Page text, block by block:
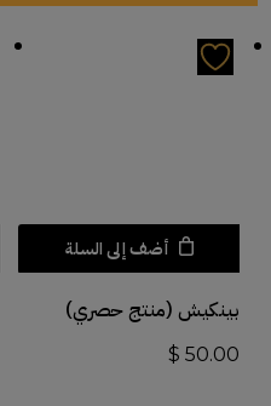
أضف إلى السلة
بينكيش (منتج حصري)
$ 50.00